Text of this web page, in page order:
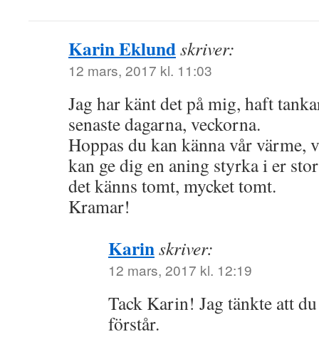
Karin Eklundskriver:
12 mars, 2017 kl. 11:03
Jag har känt det på mig, haft
senaste dagarna, veckorna.
Hoppas du kan känna vår värme,
kan ge dig en aning styrka i er
det känns tomt, mycket tomt.
Kramar!
Karinskriver:
12 mars, 2017 kl. 12:19
Tack Karin! Jag tänkte att
förstår.